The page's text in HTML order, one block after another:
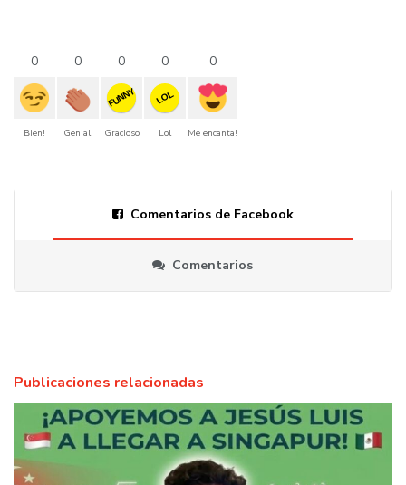
0
Bien!
0
Genial!
0
FUNNY
Gracioso
0
LOL
Lol
0
Me encanta!
Comentarios de Facebook
Comentarios
Publicaciones relacionadas